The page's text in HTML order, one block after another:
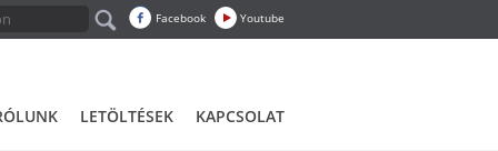
Facebook Youtube
LETÖLTÉSEK KAPCSOLAT